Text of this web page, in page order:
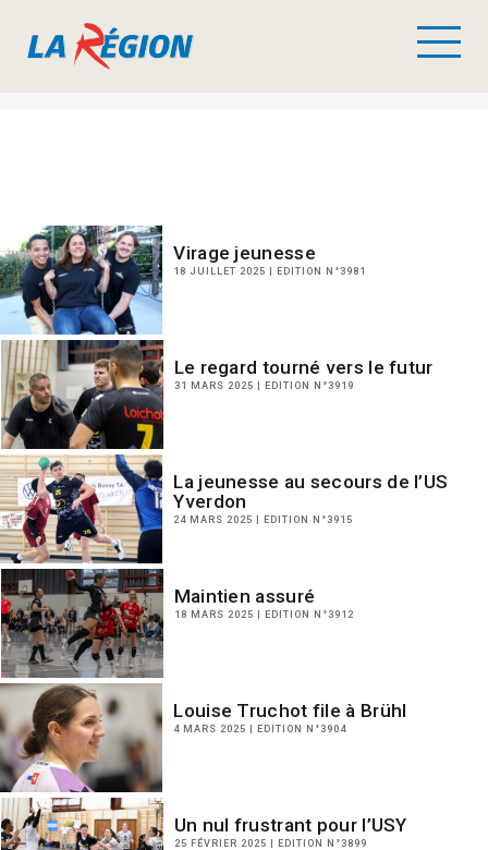
Virage jeunesse
18 JUILLET 2025 | EDITION N°3981
Le regard tourné vers le futur
31 MARS 2025 | EDITION N°3919
La jeunesse au secours de l’US
Yverdon
24 MARS 2025 | EDITION N°3915
Maintien assuré
18 MARS 2025 | EDITION N°3912
Louise Truchot file à Brühl
4 MARS 2025 | EDITION N°3904
Un nul frustrant pour l’USY
25 FÉVRIER 2025 | EDITION N°3899